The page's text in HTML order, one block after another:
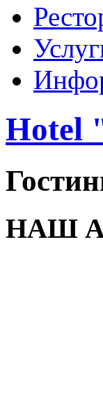
Hotel
НАШ